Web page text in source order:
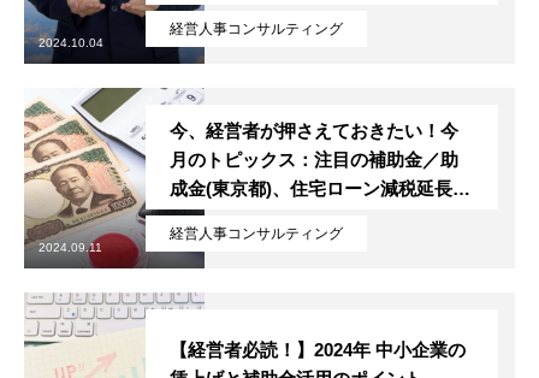
無料メルマガ登録
トップページ スタッフブログ SERVICE 会社概要
経営人事コンサルティング
介されました
2024.10.04
経営人事コンサルティング
今、経営者が押さえておきたい！今
月のトピックス：注目の補助金／助
成金(東京都)、住宅ローン減税延長／
拡充要望、育休給付金延長手続き厳
格化、育成就労制度
2024.09.11
【経営者必読！】2024年 中小企業の